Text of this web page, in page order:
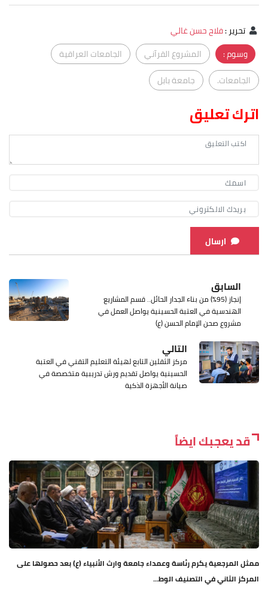
تحرير:فلاح حسن غالي
وسوم :
المشروع القرآني
الجامعات العراقية
الجامعات.
جامعة بابل
اترك تعليق
ارسال
السابق
إنجاز (95%) من بناء الجدار الحائل.. قسم المشاريع
الهندسية في العتبة الحسينية يواصل العمل في
مشروع صحن الإمام الحسن (ع)
التالي
مركز الثقلين التابع لهيئة التعليم التقني في العتبة
الحسينية يواصل تقديم ورش تدريبية متخصصة في
صيانة الأجهزة الذكية
قد يعجبك ايضاً
ممثل المرجعية يكرم رئاسة وعمداء جامعة وارث الأنبياء (ع) بعد حصولها على
المركز الثاني في التصنيف الوط...